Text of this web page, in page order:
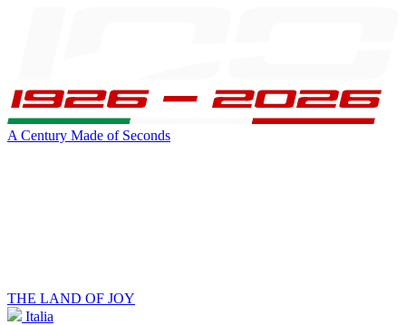
A Century Made of Seconds
THE LAND OF JOY
Italia